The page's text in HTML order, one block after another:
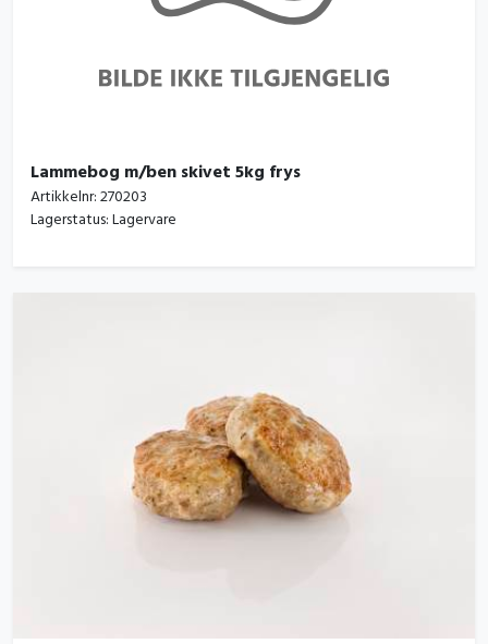
Lammebog m/ben skivet 5kg frys
Artikkelnr:270203
Lagerstatus:Lagervare